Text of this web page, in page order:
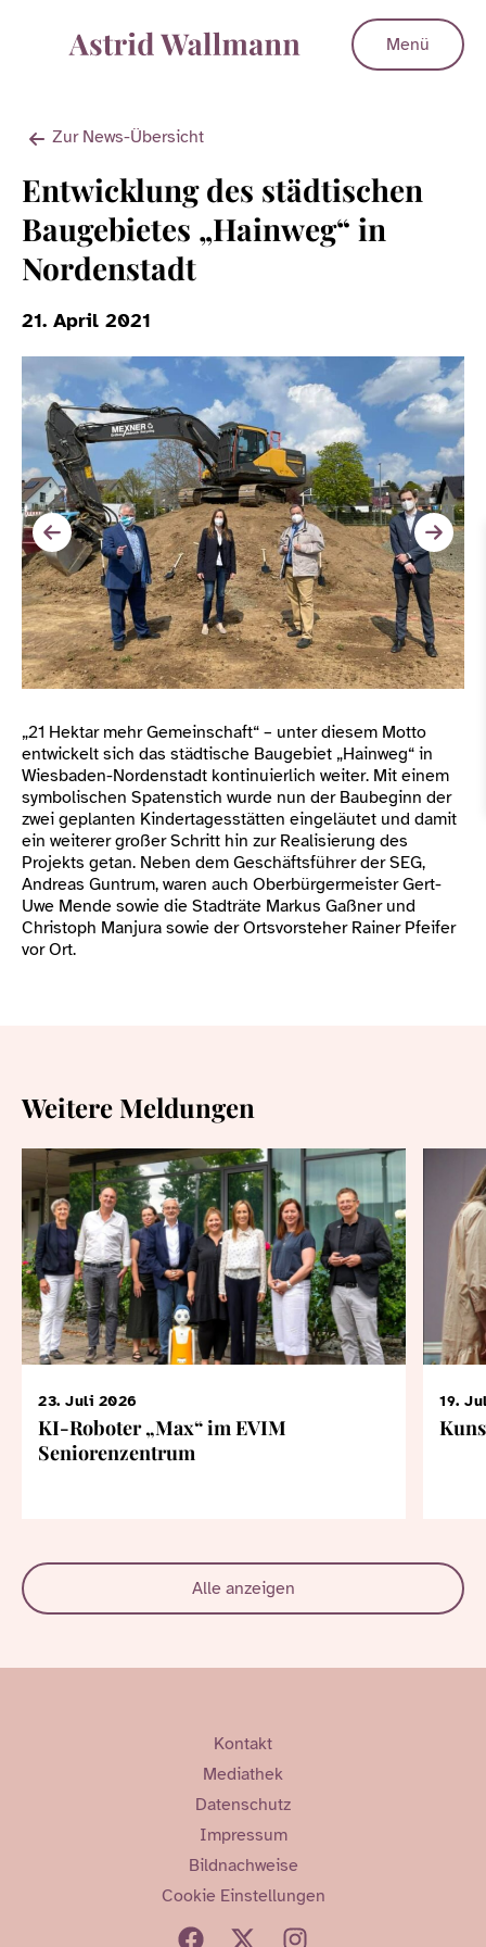
Menü
Zur News-Übersicht
Entwicklung des städtischen
Baugebietes „Hainweg“ in
Nordenstadt
21. April 2021
„21 Hektar mehr Gemeinschaft“ – unter diesem Motto
entwickelt sich das städtische Baugebiet „Hainweg“ in
Wiesbaden-Nordenstadt kontinuierlich weiter. Mit einem
symbolischen Spatenstich wurde nun der Baubeginn der
zwei geplanten Kindertagesstätten eingeläutet und damit
ein weiterer großer Schritt hin zur Realisierung des
Projekts getan. Neben dem Geschäftsführer der SEG,
Andreas Guntrum, waren auch Oberbürgermeister Gert-
Uwe Mende sowie die Stadträte Markus Gaßner und
Christoph Manjura sowie der Ortsvorsteher Rainer Pfeifer
vor Ort.
Weitere Meldungen
23. Juli 2026
KI-Roboter „Max“ im EVIM
Seniorenzentrum
19.
Alle anzeigen
Kontakt
Mediathek
Datenschutz
Impressum
Bildnachweise
Cookie Einstellungen